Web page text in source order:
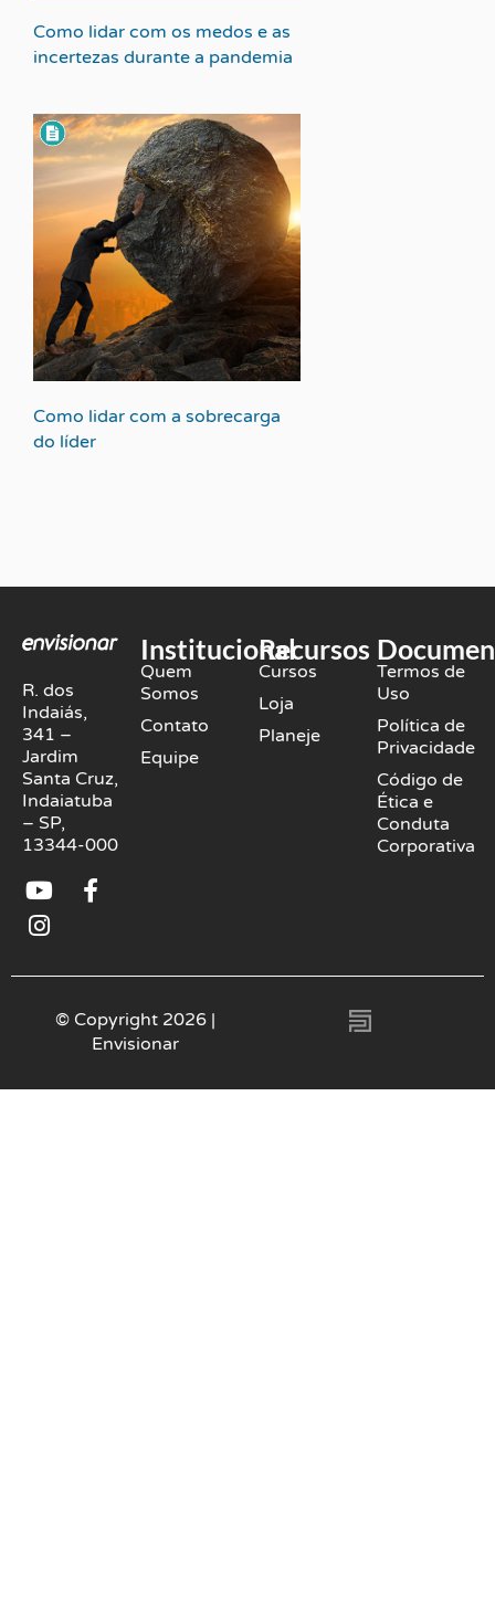
Como lidar com os medos e as
incertezas durante a pandemia
Como lidar com a sobrecarga
do líder
R. dos
Indaiás,
341 –
Jardim
Santa Cruz,
Indaiatuba
– SP,
13344-000
Y
o
t
F
e
o
o
-
I
n
t
m
Institucional
Quem
Somos
Contato
Equipe
Recursos
Cursos
Loja
Planeje
Termos de
Uso
Política de
Privacidade
Código de
Ética e
Conduta
Corporativa
© Copyright 2026 |
Envisionar